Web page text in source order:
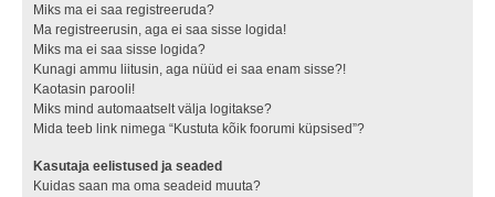
Miks ma ei saa registreeruda?
Ma registreerusin, aga ei saa sisse logida!
Miks ma ei saa sisse logida?
Kunagi ammu liitusin, aga nüüd ei saa enam sisse?!
Kaotasin parooli!
Miks mind automaatselt välja logitakse?
Mida teeb link nimega “Kustuta kõik foorumi küpsised”?
Kasutaja eelistused ja seaded
Kuidas saan ma oma seadeid muuta?